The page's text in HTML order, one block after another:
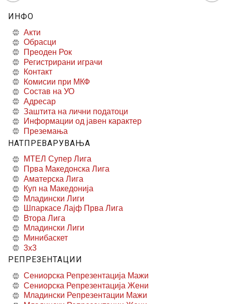
ИНФО
Акти
Обрасци
Преоден Рок
Регистрирани играчи
Контакт
Комисии при МКФ
Состав на УО
Адресар
Заштита на лични податоци
Информации од јавен карактер
Преземања
НАТПРЕВАРУВАЊА
МТЕЛ Супер Лига
Прва Македонска Лига
Аматерска Лига
Куп на Македонија
Младински Лиги
Шпаркасе Лајф Прва Лига
Втора Лига
Младински Лиги
Минибаскет
3x3
РЕПРЕЗЕНТАЦИИ
Сениорска Репрезентација Мажи
Сениорска Репрезентација Жени
Младински Репрезентации Мажи